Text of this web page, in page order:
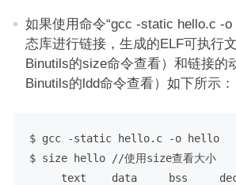
如果使用命令“gcc -static hello.c -o
态库进行链接，生成的ELF可执行
Binutils的size命令查看）和链接的
Binutils的ldd命令查看）如下所示：
$ gcc -static hello.c -o hello
$ size hello //使用size查看大小
text    data     bss